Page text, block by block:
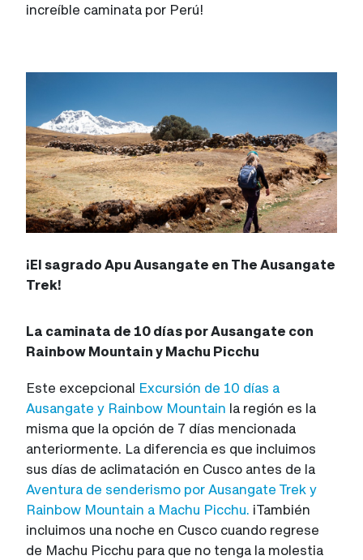
increíble caminata por Perú!
¡El sagrado Apu Ausangate en The Ausangate
Trek!
La caminata de 10 días por Ausangate con
Rainbow Mountain y Machu Picchu
Este excepcional Excursión de 10 días a
Ausangate y Rainbow Mountain la región es la
misma que la opción de 7 días mencionada
anteriormente. La diferencia es que incluimos
sus días de aclimatación en Cusco antes de la
Aventura de senderismo por Ausangate Trek y
Rainbow Mountain a Machu Picchu. ¡También
incluimos una noche en Cusco cuando regrese
de Machu Picchu para que no tenga la molestia